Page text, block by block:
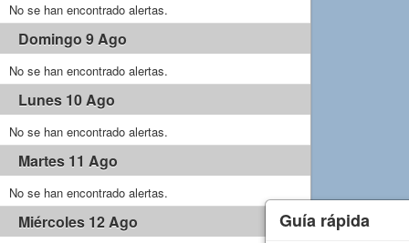
No se han encontrado alertas.
Domingo 9 Ago
No se han encontrado alertas.
Lunes 10 Ago
No se han encontrado alertas.
Martes 11 Ago
No se han encontrado alertas.
Miércoles 12 Ago Guía rápida